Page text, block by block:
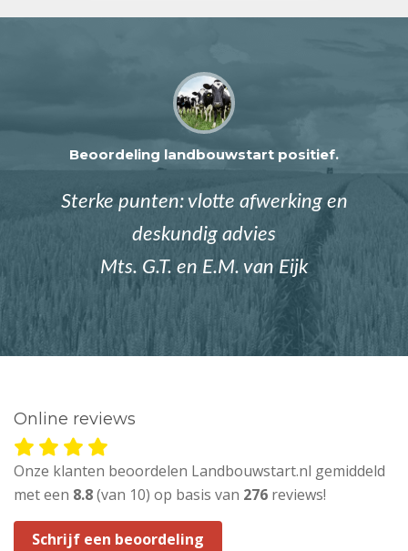
Beoordeling landbouwstart positief.
Sterke punten: vlotte afwerking en
deskundig advies
Mts. G.T. en E.M. van Eijk
Online reviews
Onze klanten beoordelen Landbouwstart.nl gemiddeld
met een 8.8(van 10) op basis van 276 reviews!
Schrijf een beoordeling